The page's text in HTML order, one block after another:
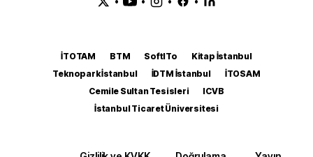
İTOTAM BTM SoftITo
Kitap İstanbul
Teknopark İstanbul
İDTM İstanbul
İTOSAM
Cemile Sultan Tesisleri
ICVB
İstanbul Ticaret Üniversitesi